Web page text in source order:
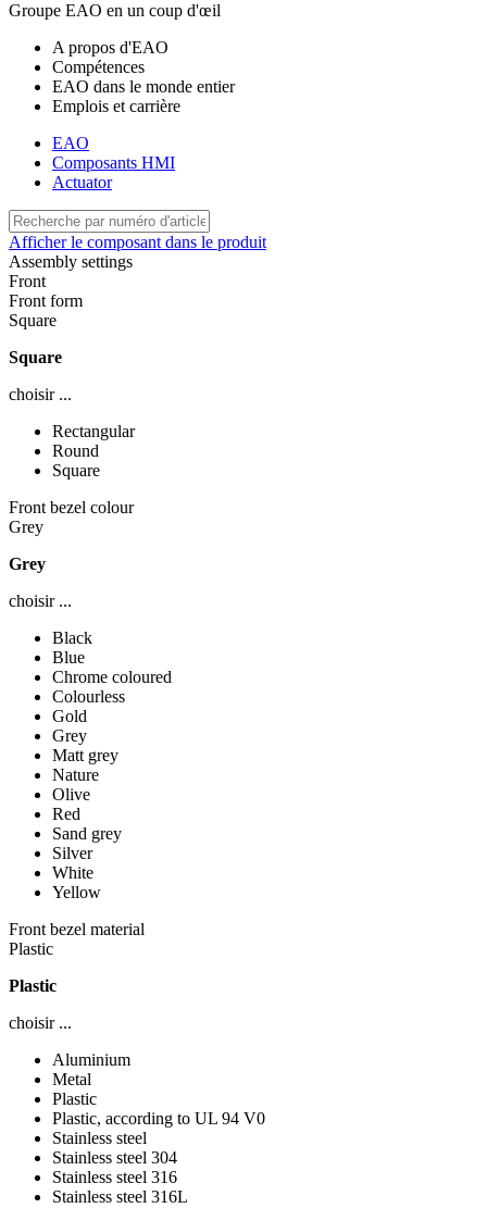
Groupe EAO en un coup d'œil
A propos d'EAO
Compétences
EAO dans le monde entier
Emplois et carrière
EAO
Composants HMI
Actuator
Afficher le composant dans le produit
Assembly settings
Front
Front form
Square
Square
choisir ...
Rectangular
Round
Square
Front bezel colour
Grey
Grey
choisir ...
Black
Blue
Chrome coloured
Colourless
Gold
Grey
Matt grey
Nature
Olive
Red
Sand grey
Silver
White
Yellow
Front bezel material
Plastic
Plastic
choisir ...
Aluminium
Metal
Plastic
Plastic, according to UL 94 V0
Stainless steel
Stainless steel 304
Stainless steel 316
Stainless steel 316L